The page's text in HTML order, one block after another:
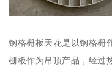
钢格栅板天花是以钢格栅
栅板作为吊顶产品，经过